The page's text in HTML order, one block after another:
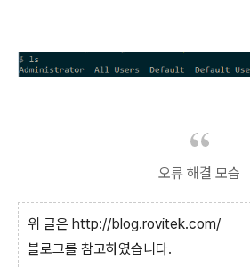
오류 해결 모습
위 글은 http://blog.rovitek.com/
블로그를 참고하였습니다.